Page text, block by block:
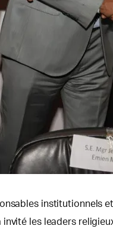
institutionnels
les leaders